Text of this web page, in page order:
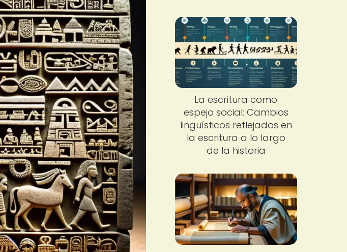
La escritura como
espejo social: Cambios
lingüísticos reflejados en
la escritura a lo largo
de la historia